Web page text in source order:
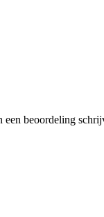
beoordeling